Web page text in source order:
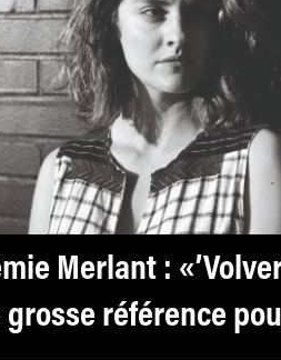
Merlant :
grosse référence